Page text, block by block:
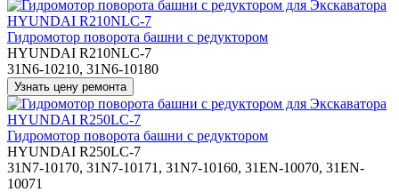
Гидромотор поворота башни с редуктором
HYUNDAI R210NLC-7
31N6-10210, 31N6-10180
Гидромотор поворота башни с редуктором
HYUNDAI R250LC-7
31N7-10170, 31N7-10171, 31N7-10160, 31EN-10070, 31EN-
10071